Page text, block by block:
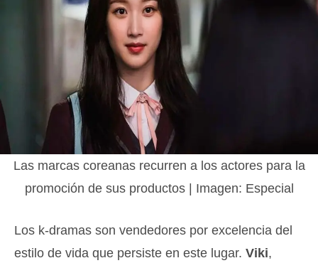
Las marcas coreanas recurren a los actores para la
promoción de sus productos | Imagen: Especial
Los k-dramas son vendedores por excelencia del
estilo de vida que persiste en este lugar. Viki,